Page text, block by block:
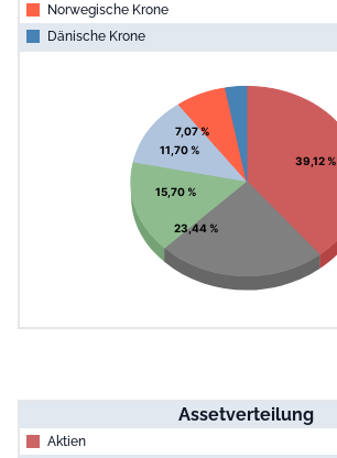
Norwegische Krone
Dänische Krone
Pie chart with 6 slices.
View as data table, Chart
39,12 %
23,44 %
15,70 %
11,70 %
7,07 %
Assetverteilung
Aktien